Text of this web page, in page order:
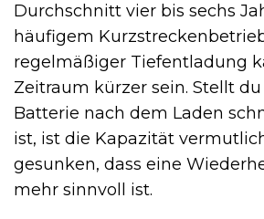
Durchschnitt vier bis sechs
häufigem
regelmäßiger Tiefentladung
Zeitraum kürzer sein. Stellt du
Batterie nach dem Laden
ist, ist die Kapazität
gesunken, dass eine
mehr sinnvoll ist.